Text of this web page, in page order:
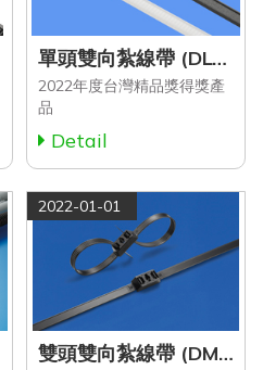
單頭雙向紮線帶 (DLC-200)
2022年度台灣精品獎得獎產
品
Detail
2022-01-01
雙頭雙向紮線帶 (DMT-500XLBK)